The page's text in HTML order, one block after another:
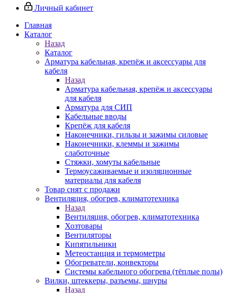
Личный кабинет
Главная
Каталог
Назад
Каталог
Арматура кабельная, крепёж и аксессуары для
кабеля
Назад
Арматура кабельная, крепёж и аксессуары
для кабеля
Арматура для СИП
Кабельные вводы
Крепёж для кабеля
Наконечники, гильзы и зажимы силовые
Наконечники, клеммы и зажимы
слаботочные
Стяжки, хомуты кабельные
Термоусаживаемые и изоляционные
материалы для кабеля
Товар снят с продажи
Вентиляция, обогрев, климатотехника
Назад
Вентиляция, обогрев, климатотехника
Хозтовары
Вентиляторы
Кипятильники
Метеостанция и термометры
Обогреватели, конвекторы
Системы кабельного обогрева (тёплые полы)
Вилки, штеккеры, разъемы, шнуры
Назад